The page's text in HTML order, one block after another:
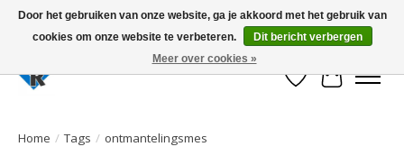
Large selection of products and fast shipping!
Verlanglijst
Home / Tags / ontmantelingsmes
Door het gebruiken van onze website, ga je akkoord met het gebruik van
cookies om onze website te verbeteren.
Dit bericht verbergen
Meer over cookies »